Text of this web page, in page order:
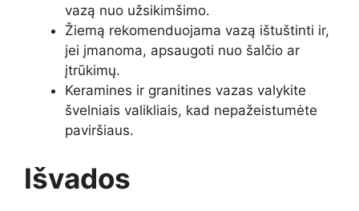
vazą nuo užsikimšimo.
Žiemą rekomenduojama vazą ištuštinti ir,
jei įmanoma, apsaugoti nuo šalčio ar
įtrūkimų.
Keramines ir granitines vazas valykite
švelniais valikliais, kad nepažeistumėte
paviršiaus.
Išvados